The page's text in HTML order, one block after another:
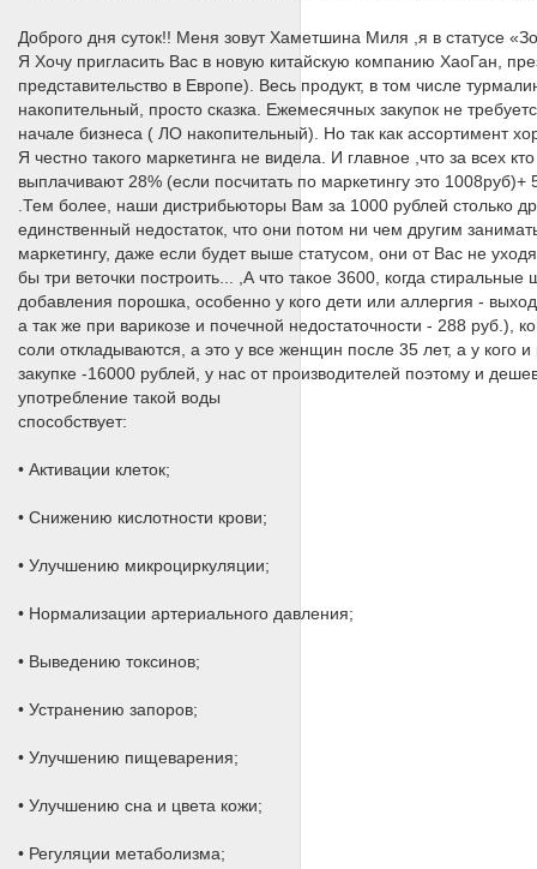
Доброго дня суток!! Меня зовут Хаметшина Миля ,я в статусе
Я Хочу пригласить Вас в новую китайскую компанию ХаоГан,
представительство в Европе). Весь продукт, в том числе
накопительный, просто сказка. Ежемесячных закупок не
начале бизнеса ( ЛО накопительный). Но так как ассортимент
Я честно такого маркетинга не видела. И главное ,что за всех
выплачивают 28% (если посчитать по маркетингу это
.Тем более, наши дистрибьюторы Вам за 1000 рублей столько
единственный недостаток, что они потом ни чем другим
маркетингу, даже если будет выше статусом, они от Вас не
бы три веточки построить... ,А что такое 3600, когда
добавления порошка, особенно у кого дети или аллергия -
а так же при варикозе и почечной недостаточности - 288 руб.),
соли откладываются, а это у все женщин после 35 лет, а у
закупке -16000 рублей, у нас от производителей поэтому и
употребление такой воды
способствует:
• Активации клеток;
• Снижению кислотности крови;
• Улучшению микроциркуляции;
• Нормализации артериального давления;
• Выведению токсинов;
• Устранению запоров;
• Улучшению пищеварения;
• Улучшению сна и цвета кожи;
• Регуляции метаболизма;